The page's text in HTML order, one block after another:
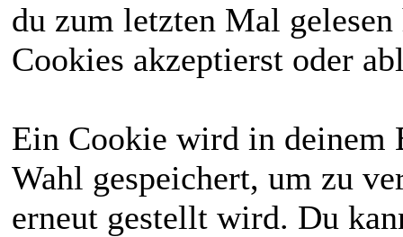
du zum letzten Mal
Cookies akzeptierst oder
Ein Cookie wird in deinem
Wahl gespeichert, um zu
erneut gestellt wird. Du